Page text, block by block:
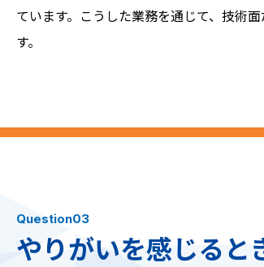
ています。こうした業務を通じて、技術
す。
Question03
やりがいを感じると